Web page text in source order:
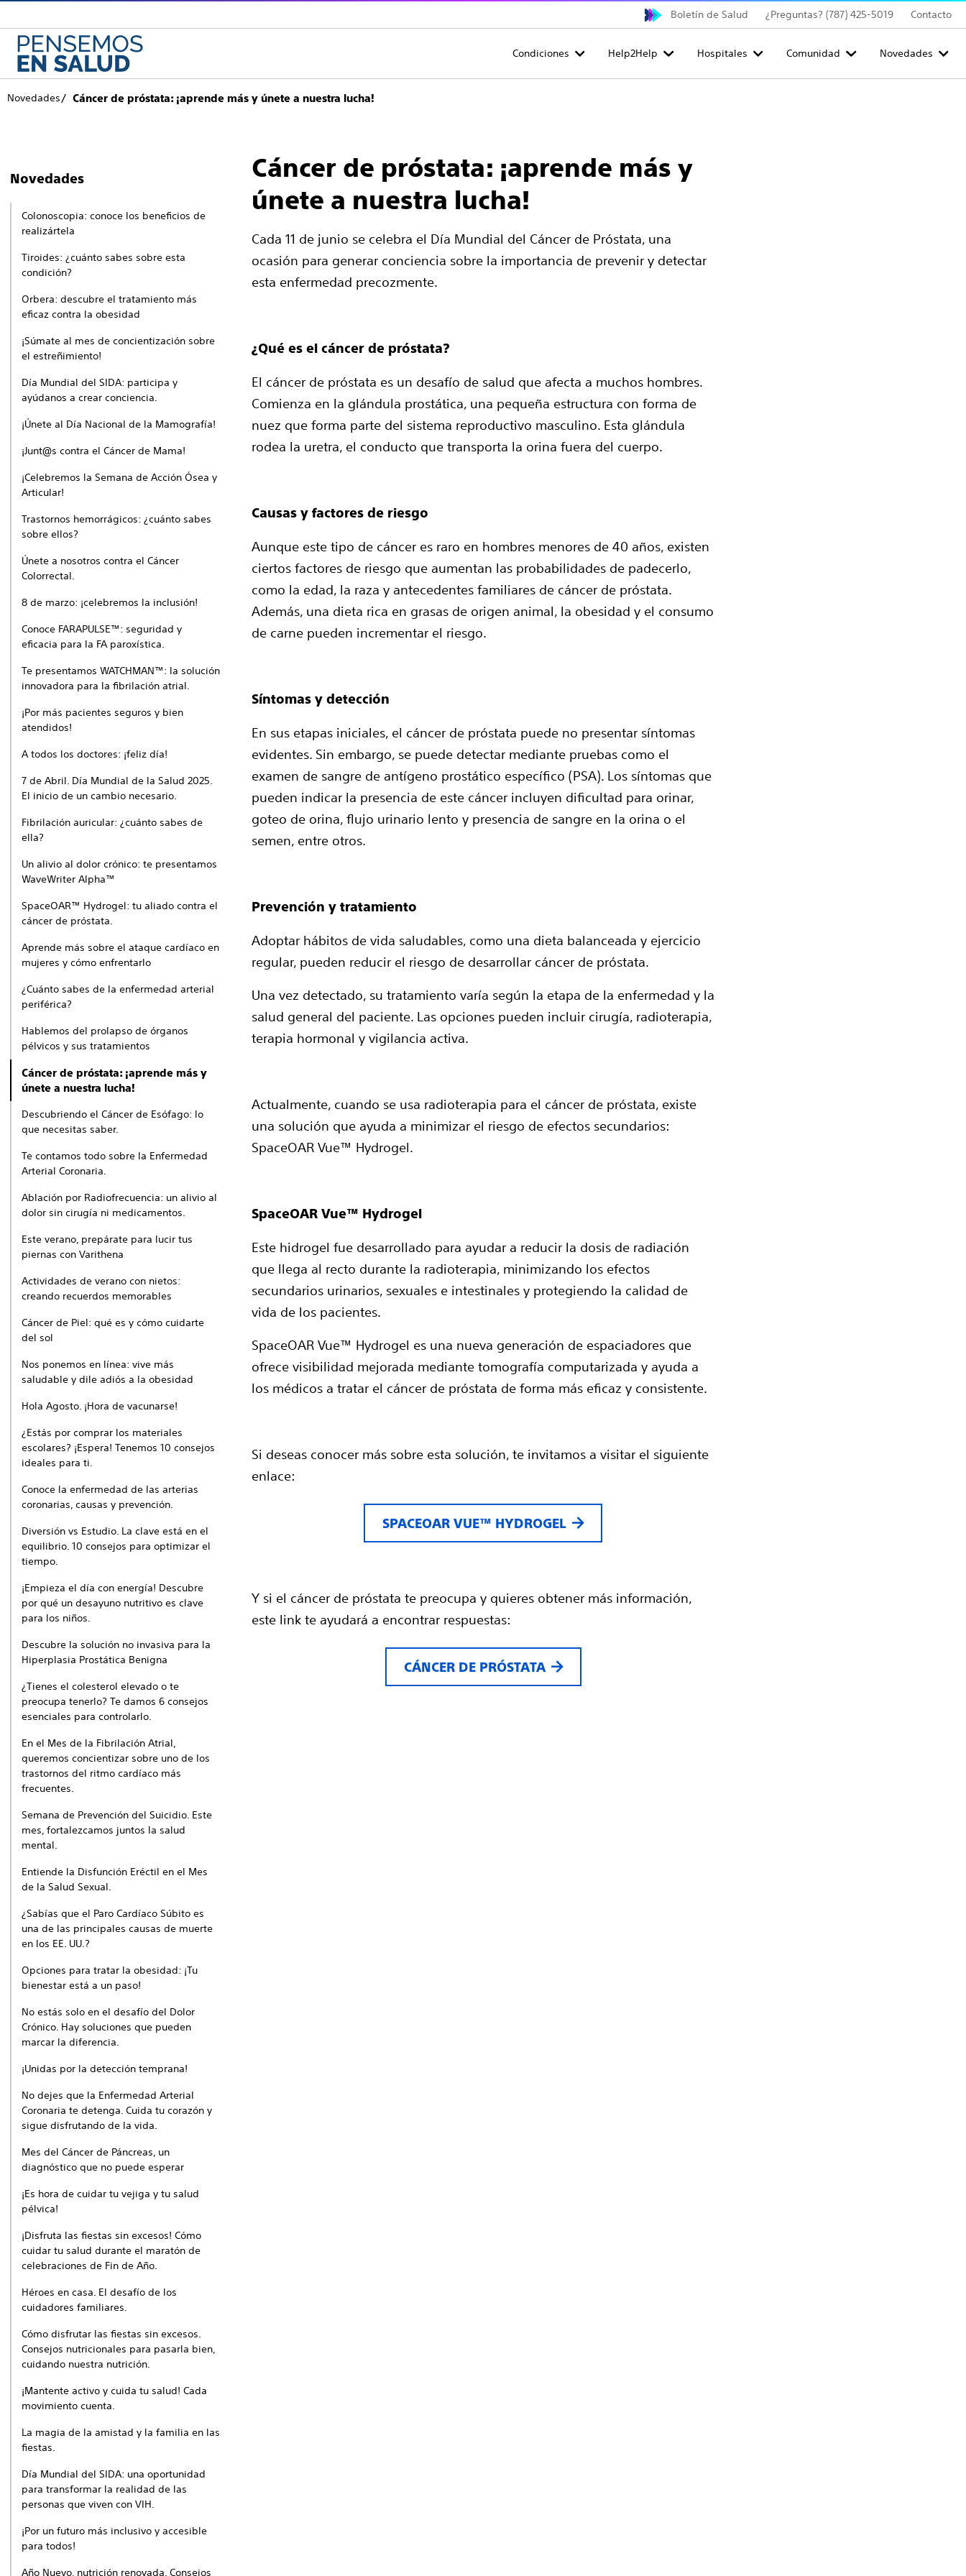
Boletín de Salud ¿Preguntas? (787) 425-5019 Contacto
Condiciones Help2Help Hospitales Comunidad Novedades
Novedades Cáncer de próstata: ¡aprende más y únete a nuestra lucha!
Novedades
Colonoscopia: conoce los beneficios de
realizártela
Tiroides: ¿cuánto sabes sobre esta
condición?
Orbera: descubre el tratamiento más
eficaz contra la obesidad
¡Súmate al mes de concientización sobre
el estreñimiento!
Día Mundial del SIDA: participa y
ayúdanos a crear conciencia.
¡Únete al Día Nacional de la Mamografía!
¡Junt@s contra el Cáncer de Mama!
¡Celebremos la Semana de Acción Ósea y
Articular!
Trastornos hemorrágicos: ¿cuánto sabes
sobre ellos?
Únete a nosotros contra el Cáncer
Colorrectal.
8 de marzo: ¡celebremos la inclusión!
Conoce FARAPULSE™: seguridad y
eficacia para la FA paroxística.
Te presentamos WATCHMAN™: la solución
innovadora para la fibrilación atrial.
¡Por más pacientes seguros y bien
atendidos!
A todos los doctores: ¡feliz día!
7 de Abril. Día Mundial de la Salud 2025.
El inicio de un cambio necesario.
Fibrilación auricular: ¿cuánto sabes de
ella?
Un alivio al dolor crónico: te presentamos
WaveWriter Alpha™
SpaceOAR™ Hydrogel: tu aliado contra el
cáncer de próstata.
Aprende más sobre el ataque cardíaco en
mujeres y cómo enfrentarlo
¿Cuánto sabes de la enfermedad arterial
periférica?
Hablemos del prolapso de órganos
pélvicos y sus tratamientos
Cáncer de próstata: ¡aprende más y
únete a nuestra lucha!
Descubriendo el Cáncer de Esófago: lo
que necesitas saber.
Te contamos todo sobre la Enfermedad
Arterial Coronaria.
Ablación por Radiofrecuencia: un alivio al
dolor sin cirugía ni medicamentos.
Este verano, prepárate para lucir tus
piernas con Varithena
Actividades de verano con nietos:
creando recuerdos memorables
Cáncer de Piel: qué es y cómo cuidarte
del sol
Nos ponemos en línea: vive más
saludable y dile adiós a la obesidad
Hola Agosto. ¡Hora de vacunarse!
¿Estás por comprar los materiales
escolares? ¡Espera! Tenemos 10 consejos
ideales para ti.
Conoce la enfermedad de las arterias
coronarias, causas y prevención.
Diversión vs Estudio. La clave está en el
equilibrio. 10 consejos para optimizar el
tiempo.
¡Empieza el día con energía! Descubre
por qué un desayuno nutritivo es clave
para los niños.
Descubre la solución no invasiva para la
Hiperplasia Prostática Benigna
¿Tienes el colesterol elevado o te
preocupa tenerlo? Te damos 6 consejos
esenciales para controlarlo.
En el Mes de la Fibrilación Atrial,
queremos concientizar sobre uno de los
trastornos del ritmo cardíaco más
frecuentes.
Semana de Prevención del Suicidio. Este
mes, fortalezcamos juntos la salud
mental.
Entiende la Disfunción Eréctil en el Mes
de la Salud Sexual.
¿Sabías que el Paro Cardíaco Súbito es
una de las principales causas de muerte
en los EE. UU.?
Opciones para tratar la obesidad: ¡Tu
bienestar está a un paso!
No estás solo en el desafío del Dolor
Crónico. Hay soluciones que pueden
marcar la diferencia.
¡Unidas por la detección temprana!
No dejes que la Enfermedad Arterial
Coronaria te detenga. Cuida tu corazón y
sigue disfrutando de la vida.
Mes del Cáncer de Páncreas, un
diagnóstico que no puede esperar
¡Es hora de cuidar tu vejiga y tu salud
pélvica!
¡Disfruta las fiestas sin excesos! Cómo
cuidar tu salud durante el maratón de
celebraciones de Fin de Año.
Héroes en casa. El desafío de los
cuidadores familiares.
Cómo disfrutar las fiestas sin excesos.
Consejos nutricionales para pasarla bien,
cuidando nuestra nutrición.
¡Mantente activo y cuida tu salud! Cada
movimiento cuenta.
La magia de la amistad y la familia en las
fiestas.
Día Mundial del SIDA: una oportunidad
para transformar la realidad de las
personas que viven con VIH.
¡Por un futuro más inclusivo y accesible
para todos!
Año Nuevo, nutrición renovada. Consejos
Cáncer de próstata: ¡aprende más y
únete a nuestra lucha!
Cada 11 de junio se celebra el Día Mundial del Cáncer de Próstata, una
ocasión para generar conciencia sobre la importancia de prevenir y detectar
esta enfermedad precozmente.
¿Qué es el cáncer de próstata?
El cáncer de próstata es un desafío de salud que afecta a muchos hombres.
Comienza en la glándula prostática, una pequeña estructura con forma de
nuez que forma parte del sistema reproductivo masculino. Esta glándula
rodea la uretra, el conducto que transporta la orina fuera del cuerpo.
Causas y factores de riesgo
Aunque este tipo de cáncer es raro en hombres menores de 40 años, existen
ciertos factores de riesgo que aumentan las probabilidades de padecerlo,
como la edad, la raza y antecedentes familiares de cáncer de próstata.
Además, una dieta rica en grasas de origen animal, la obesidad y el consumo
de carne pueden incrementar el riesgo.
Síntomas y detección
En sus etapas iniciales, el cáncer de próstata puede no presentar síntomas
evidentes. Sin embargo, se puede detectar mediante pruebas como el
examen de sangre de antígeno prostático específico (PSA). Los síntomas que
pueden indicar la presencia de este cáncer incluyen dificultad para orinar,
goteo de orina, flujo urinario lento y presencia de sangre en la orina o el
semen, entre otros.
Prevención y tratamiento
Adoptar hábitos de vida saludables, como una dieta balanceada y ejercicio
regular, pueden reducir el riesgo de desarrollar cáncer de próstata.
Una vez detectado, su tratamiento varía según la etapa de la enfermedad y la
salud general del paciente. Las opciones pueden incluir cirugía, radioterapia,
terapia hormonal y vigilancia activa.
Actualmente, cuando se usa radioterapia para el cáncer de próstata, existe
una solución que ayuda a minimizar el riesgo de efectos secundarios:
SpaceOAR Vue™ Hydrogel.
SpaceOAR Vue™ Hydrogel
Este hidrogel fue desarrollado para ayudar a reducir la dosis de radiación
que llega al recto durante la radioterapia, minimizando los efectos
secundarios urinarios, sexuales e intestinales y protegiendo la calidad de
vida de los pacientes.
SpaceOAR Vue™ Hydrogel es una nueva generación de espaciadores que
ofrece visibilidad mejorada mediante tomografía computarizada y ayuda a
los médicos a tratar el cáncer de próstata de forma más eficaz y consistente.
Si deseas conocer más sobre esta solución, te invitamos a visitar el siguiente
enlace:
SPACEOAR VUE™ HYDROGEL
Y si el cáncer de próstata te preocupa y quieres obtener más información,
este link te ayudará a encontrar respuestas:
CÁNCER DE PRÓSTATA